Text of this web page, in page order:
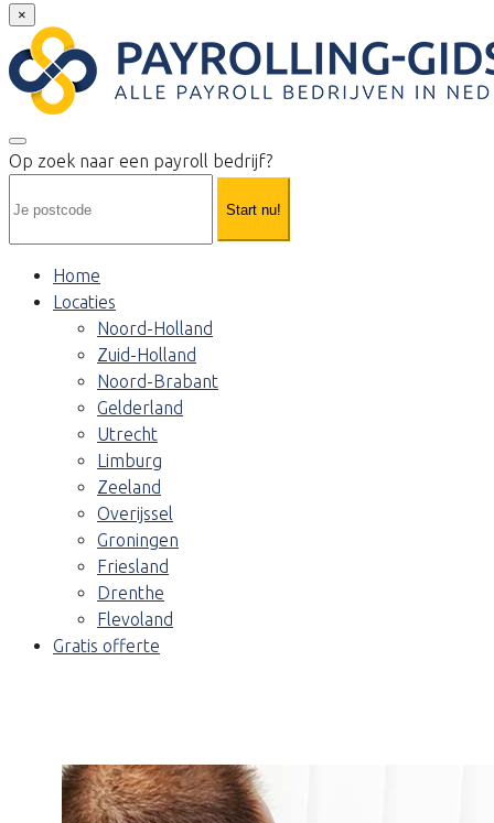
×
Op zoek naar een payroll bedrijf?
Start nu!
Home
Locaties
Noord-Holland
Zuid-Holland
Noord-Brabant
Gelderland
Utrecht
Limburg
Zeeland
Overijssel
Groningen
Friesland
Drenthe
Flevoland
Gratis offerte